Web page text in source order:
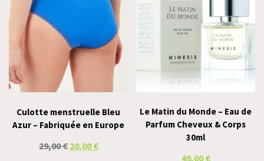
Culotte menstruelle Bleu
Azur – Fabriquée en Europe
29,00€ 20,00€
Le Matin du Monde – Eau de
Parfum Cheveux & Corps
30ml
49,00€